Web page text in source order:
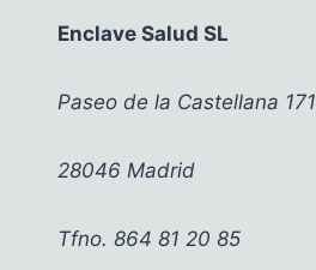
Enclave Salud SL
Paseo de la Castellana 171
28046 Madrid
Tfno. 864 81 20 85